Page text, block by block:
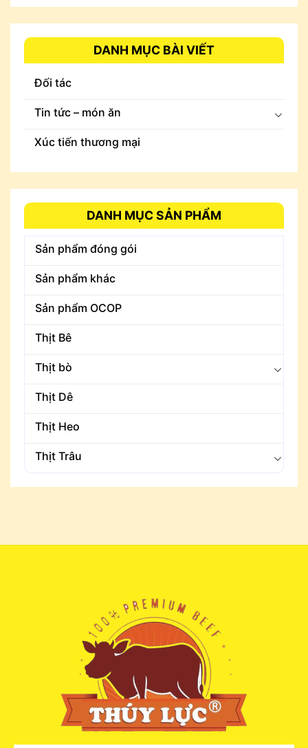
DANH MỤC BÀI VIẾT
Đối tác
Tin tức – món ăn
Xúc tiến thương mại
DANH MỤC SẢN PHẨM
Sản phẩm đóng gói
Sản phẩm khác
Sản phẩm OCOP
Thịt Bê
Thịt bò
Thịt Dê
Thịt Heo
Thịt Trâu